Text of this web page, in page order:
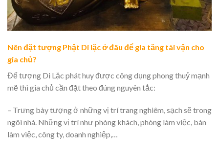
Nên đặt tượng Phật Di lặc ở đâu để gia tăng tài vận cho
gia chủ?
Để tượng Di Lặc phát huy được công dụng phong thuỷ mạnh
mẽ thì gia chủ cần đặt theo đúng nguyên tắc:
– Trưng bày tượng ở những vị trí trang nghiêm, sạch sẽ trong
ngôi nhà. Những vị trí như phòng khách, phòng làm việc, bàn
làm việc, công ty, doanh nghiệp,…